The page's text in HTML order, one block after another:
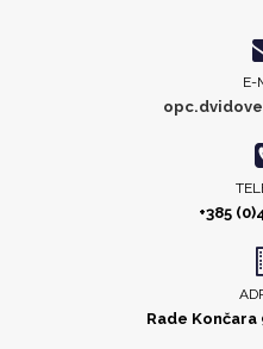
E-
+385
Rade